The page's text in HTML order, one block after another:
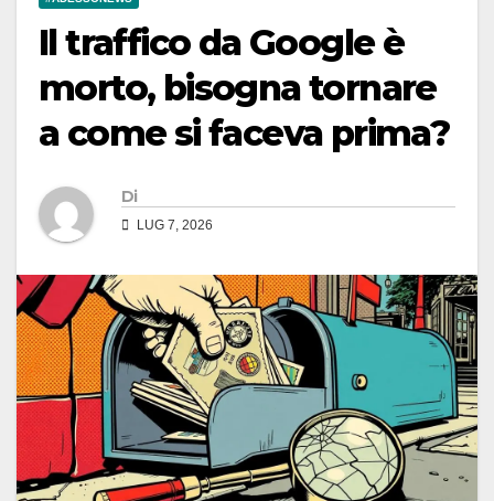
Il traffico da Google è
morto, bisogna tornare
a come si faceva prima?
Di
LUG 7, 2026